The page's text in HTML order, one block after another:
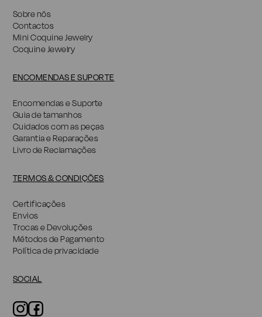
Sobre nós
Contactos
Mini Coquine Jewelry
Coquine Jewelry
ENCOMENDAS E SUPORTE
Encomendas e Suporte
Guia de tamanhos
Cuidados com as peças
Garantia e Reparações
Livro de Reclamações
TERMOS & CONDIÇÕES
Certificações
Envios
Trocas e Devoluções
Métodos de Pagamento
Política de privacidade
SOCIAL